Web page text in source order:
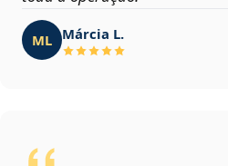
ML Márcia L.